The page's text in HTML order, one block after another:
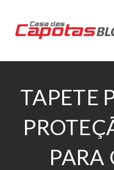
TAPETE
PARA